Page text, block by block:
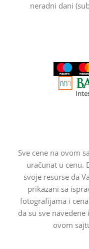
neradni dani
Sve cene na ovom
uračunat u cenu.
svoje resurse da
prikazani sa
fotografijama i
da su sve
ovom